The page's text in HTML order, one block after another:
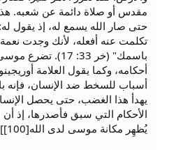
مقدس أو صلاة دائمة عن شعبه.
حتى صار الله يسمع له، إذ يقول
تكلمت عنه أفعله، لأنك وجدت
باسمك" (خر 33: 17).
أحكامه، وكما يقول العلامة
أسباب للسخط ضد الإنسان، فإنه
يهدأ هذا الغضب، حتى يحصل
الأحكام التي سبق فأصدرها، إذ
يُظهِر مكانة موسى لدى الله[100]].